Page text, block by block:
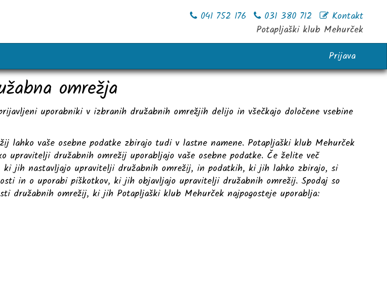
Kontakt
031 380 712
041 752 176
Potapljaški klub Mehurček
Prijava
omrežja
uporabniki v izbranih družabnih omrežjih delijo in všečkajo določene vsebine
lahko vaše osebne podatke zbirajo tudi v lastne namene. Potapljaški klub Mehurček
upravitelji družabnih omrežij uporabljajo vaše osebne podatke. Če želite več
ki jih nastavljajo upravitelji družabnih omrežij, in podatkih, ki jih lahko zbirajo, si
in o uporabi piškotkov, ki jih objavljajo upravitelji družabnih omrežij. Spodaj so
družabnih omrežij, ki jih Potapljaški klub Mehurček najpogosteje uporablja: